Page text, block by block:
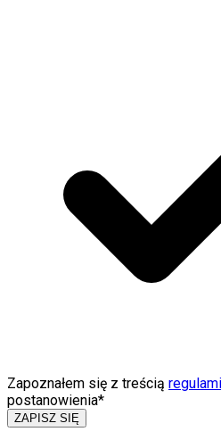
Zapoznałem się z treścią
postanowienia*
ZAPISZ SIĘ